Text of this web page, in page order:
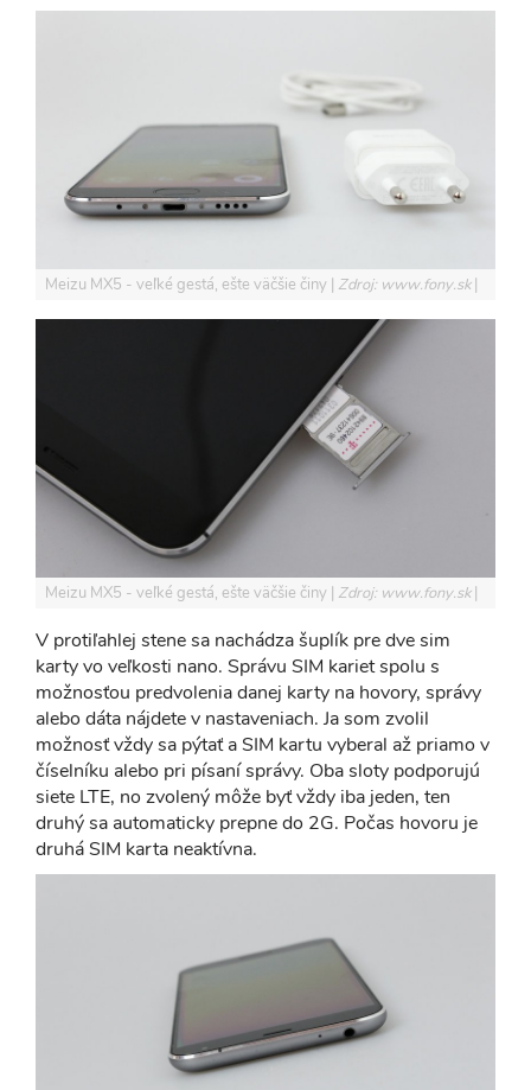
Meizu MX5 - veľké gestá, ešte väčšie činy Zdroj: www.fony.sk
Meizu MX5 - veľké gestá, ešte väčšie činy Zdroj: www.fony.sk
V protiľahlej stene sa nachádza šuplík pre dve sim
karty vo veľkosti nano. Správu SIM kariet spolu s
možnosťou predvolenia danej karty na hovory, správy
alebo dáta nájdete v nastaveniach. Ja som zvolil
možnosť vždy sa pýtať a SIM kartu vyberal až priamo v
číselníku alebo pri písaní správy. Oba sloty podporujú
siete LTE, no zvolený môže byť vždy iba jeden, ten
druhý sa automaticky prepne do 2G. Počas hovoru je
druhá SIM karta neaktívna.